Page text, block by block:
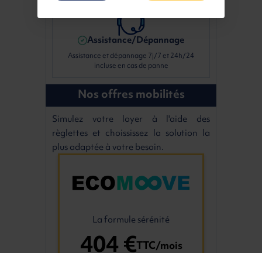
Assistance/Dépannage
Assistance et dépannage 7j/7 et 24h/24
incluse en cas de panne
Nos offres mobilités
Simulez votre loyer à l'aide des
règlettes et choississez la solution la
plus adaptée à votre besoin.
La formule sérénité
TTC/mois